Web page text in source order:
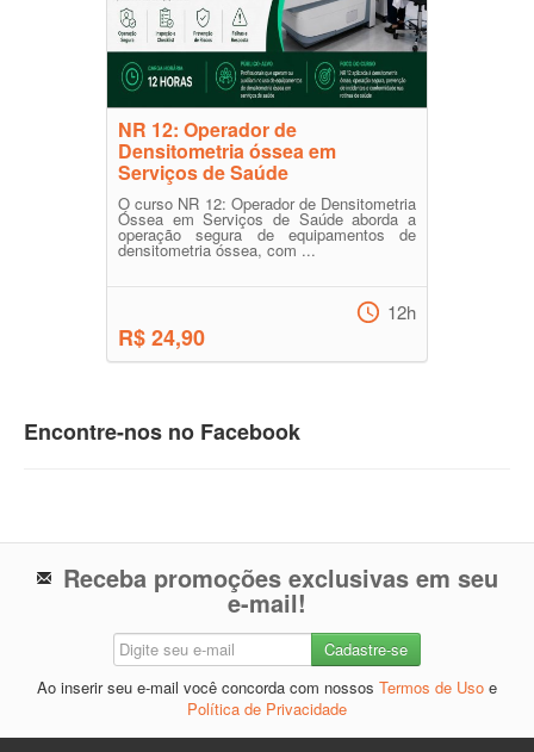
NR 12: Operador de
Densitometria óssea em
Serviços de Saúde
O curso NR 12: Operador de Densitometria
Óssea em Serviços de Saúde aborda a
operação segura de equipamentos de
densitometria óssea, com ...
R$ 24,90
12h
Encontre-nos no Facebook
Receba promoções exclusivas em seu
e-mail!
Ao inserir seu e-mail você concorda com nossos Termos de Uso e
Política de Privacidade